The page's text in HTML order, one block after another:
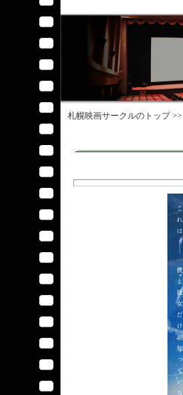
札幌映画サークルのトップ >>